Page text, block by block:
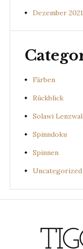
Dezember 2021
Färben
Rückblick
Solawi
Spinndoku
Spinnen
Uncategorized